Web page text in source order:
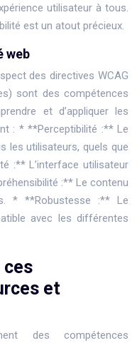
utilisateur à tous.
est un atout précieux.
web
des directives WCAG
sont des compétences
et d’appliquer les
: * **Perceptibilité :** Le
les utilisateurs, quels que
:** L’interface utilisateur
:** Le contenu
* **Robustesse :** Le
avec les différentes
ces
et
des compétences